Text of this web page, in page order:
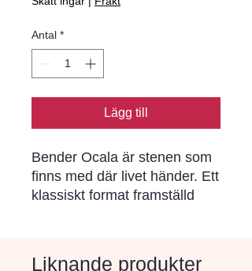
Antal *
Lägg till
Bender Ocala är stenen som
finns med där livet händer. Ett
klassiskt format framställd
Liknande produkter